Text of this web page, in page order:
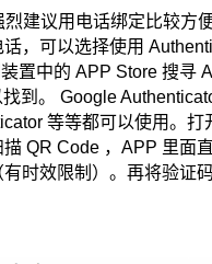
烈建议用电话绑定比较方
，可以选择使用
置中的 APP Store 搜寻
到。 Google
等等都可以使用。打
QR Code ，APP 里面
时效限制）。再将验证